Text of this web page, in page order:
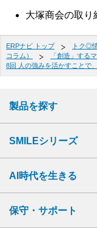
大塚商会の取
ERPナビ トップ トク◎
コラム）
「創造」する
8回 人の強みを活かすことで
製品を探す
SMILEシリーズ
AI時代を生きる
保守・サポート